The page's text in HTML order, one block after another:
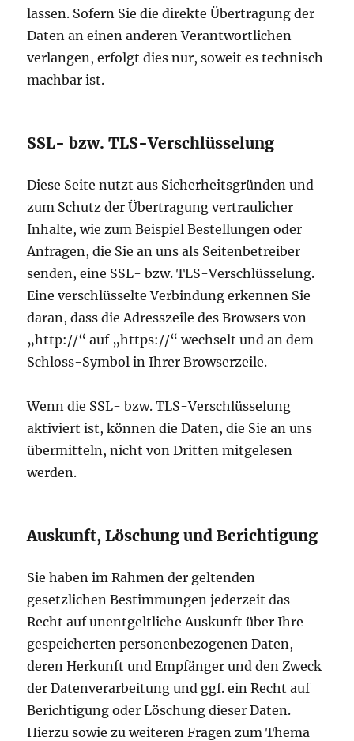
lassen. Sofern Sie die direkte Übertragung der
Daten an einen anderen Verantwortlichen
verlangen, erfolgt dies nur, soweit es technisch
machbar ist.
SSL- bzw. TLS-Verschlüsselung
Diese Seite nutzt aus Sicherheitsgründen und
zum Schutz der Übertragung vertraulicher
Inhalte, wie zum Beispiel Bestellungen oder
Anfragen, die Sie an uns als Seitenbetreiber
senden, eine SSL- bzw. TLS-Verschlüsselung.
Eine verschlüsselte Verbindung erkennen Sie
daran, dass die Adresszeile des Browsers von
„http://“ auf „https://“ wechselt und an dem
Schloss-Symbol in Ihrer Browserzeile.
Wenn die SSL- bzw. TLS-Verschlüsselung
aktiviert ist, können die Daten, die Sie an uns
übermitteln, nicht von Dritten mitgelesen
werden.
Auskunft, Löschung und Berichtigung
Sie haben im Rahmen der geltenden
gesetzlichen Bestimmungen jederzeit das
Recht auf unentgeltliche Auskunft über Ihre
gespeicherten personenbezogenen Daten,
deren Herkunft und Empfänger und den Zweck
der Datenverarbeitung und ggf. ein Recht auf
Berichtigung oder Löschung dieser Daten.
Hierzu sowie zu weiteren Fragen zum Thema